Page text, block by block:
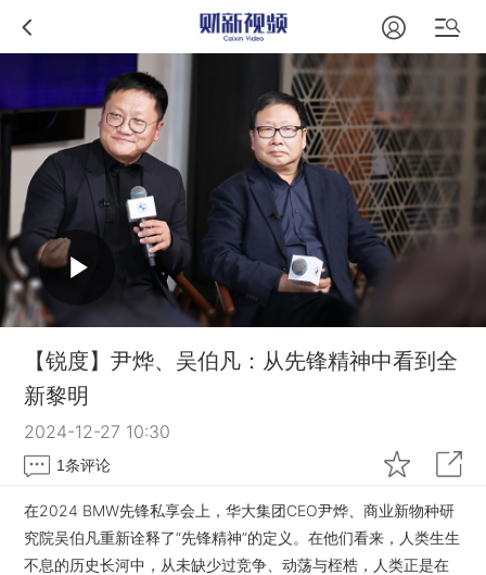
【锐度】尹烨、吴伯凡：从先锋精神中看到全
新黎明
2024-12-27 10:30
1条评论
在2024 BMW先锋私享会上，华大集团CEO尹烨、商业新物种研
究院吴伯凡重新诠释了“先锋精神”的定义。在他们看来，人类生生
不息的历史长河中，从未缺少过竞争、动荡与桎梏，人类正是在